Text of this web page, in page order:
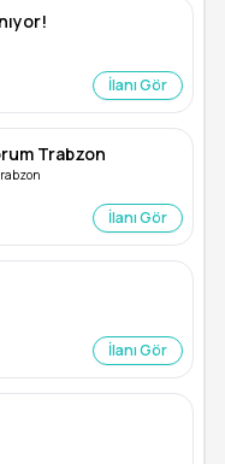
İlanı Gör
Trabzon
İlanı Gör
İlanı Gör